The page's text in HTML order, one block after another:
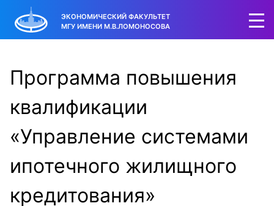
ЭКОНОМИЧЕСКИЙ ФАКУЛЬТЕТ
МГУ ИМЕНИ М.В.ЛОМОНОСОВА
Программа повышения
квалификации
«Управление системами
ипотечного жилищного
кредитования»